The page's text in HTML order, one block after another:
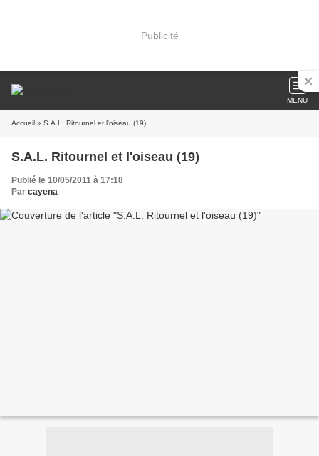
Publicité
MENU
Accueil » S.A.L. Ritournel et l'oiseau (19)
S.A.L. Ritournel et l'oiseau (19)
Publié le 10/05/2011 à 17:18
Par cayena